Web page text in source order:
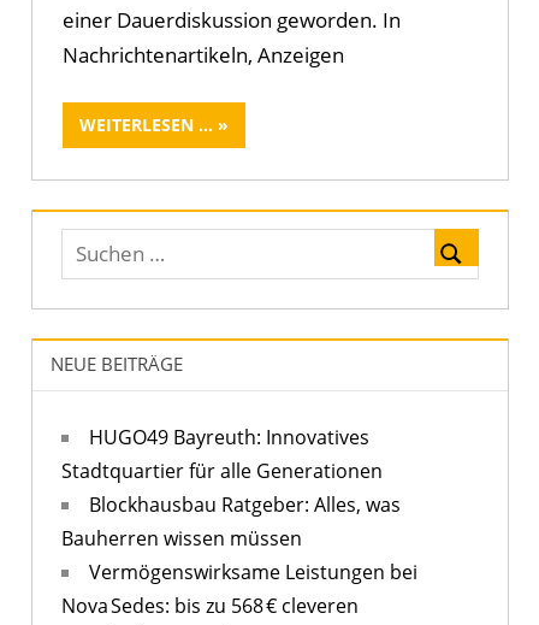
einer Dauerdiskussion geworden. In
Nachrichtenartikeln, Anzeigen
WEITERLESEN ...
NEUE BEITRÄGE
HUGO49 Bayreuth: Innovatives
Stadtquartier für alle Generationen
Blockhausbau Ratgeber: Alles, was
Bauherren wissen müssen
Vermögenswirksame Leistungen bei
Nova Sedes: bis zu 568 € cleveren